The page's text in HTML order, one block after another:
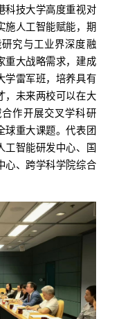
科技大学高度重视对
施人工智能赋能，期
究与工业界深度融
重大战略需求，建成
学雷军班，培养具有
，未来两校可以在大
作开展交叉学科研
球重大课题。代表团
工智能研发中心、国
心、跨学科学院综合